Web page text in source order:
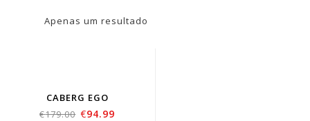
Apenas um resultado
CABERG EGO
€179.00 €94.99